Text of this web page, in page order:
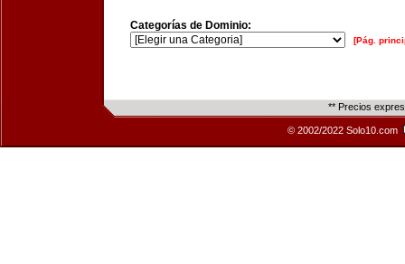
Categorías de Dominio:
[Pág.
** Precios
© 2002/2022 Solo10.com